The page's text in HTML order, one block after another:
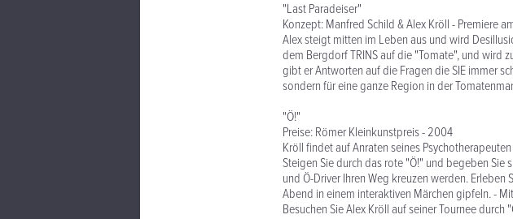
"Last Paradeiser"
Konzept: Manfred Schild & Alex Kröll - Premiere
Alex steigt mitten im Leben aus und wird
dem Bergdorf TRINS auf die "Tomate", und wird
gibt er Antworten auf die Fragen die SIE immer
sondern für eine ganze Region in der
"Ö!"
Preise: Römer Kleinkunstpreis - 2004
Kröll findet auf Anraten seines
Steigen Sie durch das rote "Ö!" und begeben
und Ö-Driver Ihren Weg kreuzen werden. Erleben
Abend in einem interaktiven Märchen gipfeln. -
Besuchen Sie Alex Kröll auf seiner Tournee durch